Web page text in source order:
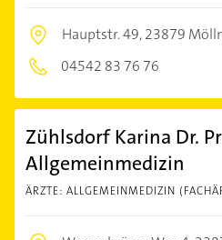
Hauptstr. 49,23879
04542 83 76 76
Zühlsdorf Karina Dr.
Allgemeinmedizin
ÄRZTE: ALLGEMEINMEDIZIN